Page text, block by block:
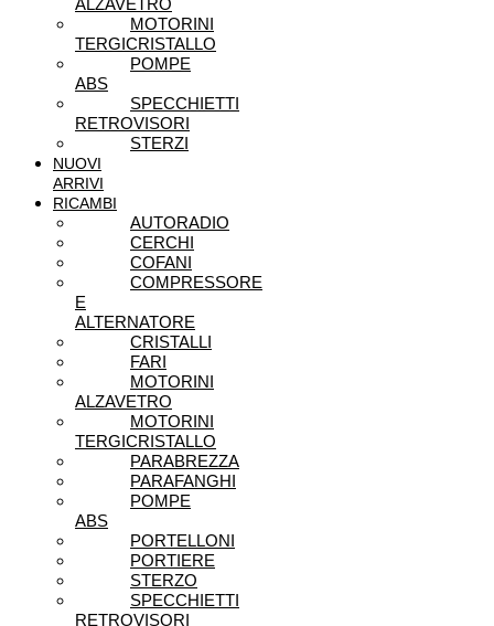
MOTORINI
TERGICRISTALLO
POMPE
ABS
SPECCHIETTI
RETROVISORI
STERZI
NUOVI
ARRIVI
RICAMBI
AUTORADIO
CERCHI
COFANI
COMPRESSORE
E
ALTERNATORE
CRISTALLI
FARI
MOTORINI
ALZAVETRO
MOTORINI
TERGICRISTALLO
PARABREZZA
PARAFANGHI
POMPE
ABS
PORTELLONI
PORTIERE
STERZO
SPECCHIETTI
RETROVISORI